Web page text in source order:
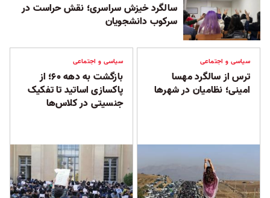
سالگرد خیزش سراسری؛ نقش حراست در
سرکوب دانشجویان
سیاسی و اجتماعی
ترس از سالگرد مهسا
امینی؛ نظامیان در شهرها
سیاسی و اجتماعی
بازگشت به دهه ۶۰؛ از
پاکسازی اساتید تا تفکیک
جنسیتی در کلاس‌ها